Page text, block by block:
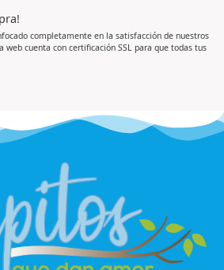
completamente en la satisfacción de nuestros
web cuenta con certificación SSL para que todas tus